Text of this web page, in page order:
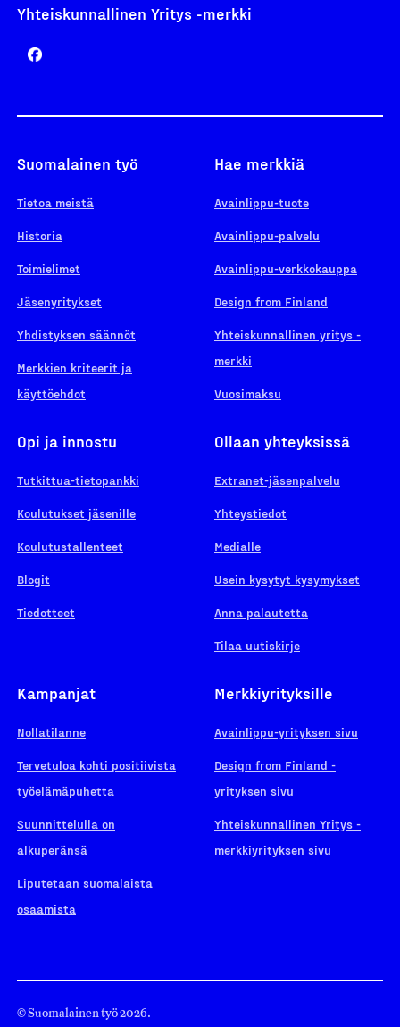
Yhteiskunnallinen Yritys -merkki
Suomalainen työ
Tietoa meistä
Historia
Toimielimet
Jäsenyritykset
Yhdistyksen säännöt
Merkkien kriteerit ja
käyttöehdot
Hae merkkiä
Avainlippu-tuote
Avainlippu-palvelu
Avainlippu-verkkokauppa
Design from Finland
Yhteiskunnallinen yritys -
merkki
Vuosimaksu
Opi ja innostu
Tutkittua-tietopankki
Koulutukset jäsenille
Koulutustallenteet
Blogit
Tiedotteet
Ollaan yhteyksissä
Extranet-jäsenpalvelu
Yhteystiedot
Medialle
Usein kysytyt kysymykset
Anna palautetta
Tilaa uutiskirje
Kampanjat
Nollatilanne
Tervetuloa kohti positiivista
työelämäpuhetta
Suunnittelulla on
alkuperänsä
Liputetaan suomalaista
osaamista
Merkkiyrityksille
Avainlippu-yrityksen sivu
Design from Finland -
yrityksen sivu
Yhteiskunnallinen Yritys -
merkkiyrityksen sivu
© Suomalainen työ 2026.